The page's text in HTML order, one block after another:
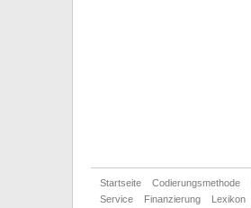
Startseite Codierungsmethode
Service
Finanzierung Lexikon